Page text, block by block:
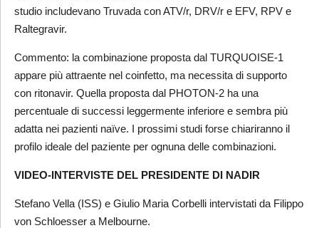
studio includevano Truvada con ATV/r, DRV/r e EFV, RPV e
Raltegravir.
Commento: la combinazione proposta dal TURQUOISE-1
appare più attraente nel coinfetto, ma necessita di supporto
con ritonavir. Quella proposta dal PHOTON-2 ha una
percentuale di successi leggermente inferiore e sembra più
adatta nei pazienti naïve. I prossimi studi forse chiariranno il
profilo ideale del paziente per ognuna delle combinazioni.
VIDEO-INTERVISTE DEL PRESIDENTE DI NADIR
Stefano Vella (ISS) e Giulio Maria Corbelli intervistati da Filippo
von Schloesser a Melbourne.